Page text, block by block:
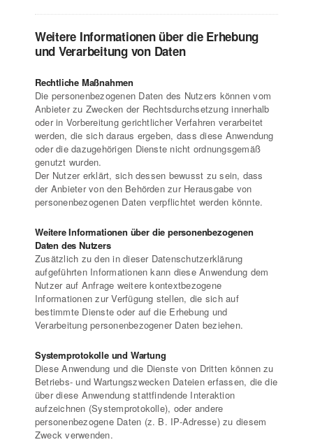
Weitere Informationen über die Erhebung
und Verarbeitung von Daten
Rechtliche Maßnahmen
Die personenbezogenen Daten des Nutzers können vom
Anbieter zu Zwecken der Rechtsdurchsetzung innerhalb
oder in Vorbereitung gerichtlicher Verfahren verarbeitet
werden, die sich daraus ergeben, dass diese Anwendung
oder die dazugehörigen Dienste nicht ordnungsgemäß
genutzt wurden.
Der Nutzer erklärt, sich dessen bewusst zu sein, dass
der Anbieter von den Behörden zur Herausgabe von
personenbezogenen Daten verpflichtet werden könnte.
Weitere Informationen über die personenbezogenen
Daten des Nutzers
Zusätzlich zu den in dieser Datenschutzerklärung
aufgeführten Informationen kann diese Anwendung dem
Nutzer auf Anfrage weitere kontextbezogene
Informationen zur Verfügung stellen, die sich auf
bestimmte Dienste oder auf die Erhebung und
Verarbeitung personenbezogener Daten beziehen.
Systemprotokolle und Wartung
Diese Anwendung und die Dienste von Dritten können zu
Betriebs- und Wartungszwecken Dateien erfassen, die die
über diese Anwendung stattfindende Interaktion
aufzeichnen (Systemprotokolle), oder andere
personenbezogene Daten (z. B. IP-Adresse) zu diesem
Zweck verwenden.